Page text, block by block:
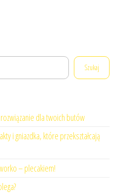
Szukaj
dla twoich butów
i gniazdka, które przekształcają
– plecakiem!